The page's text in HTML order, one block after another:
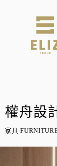
權舟設
家具